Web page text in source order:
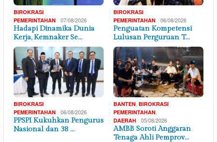
BIROKRASI
PEMERINTAHAN
07/08/2026
Hadapi Dinamika Dunia
Kerja, Kemnaker Se…
BIROKRASI
PEMERINTAHAN
06/08/2026
Penguatan Kompetensi
Lulusan Perguruan T…
BIROKRASI
PEMERINTAHAN
06/08/2026
PPSPI Kukuhkan Pengurus
Nasional dan 38 …
BANTEN BIROKRASI
PEMERINTAHAN
DAERAH 05/08/2026
AMBB Soroti Anggaran
Tenaga Ahli Pemprov…